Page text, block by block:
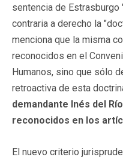
sentencia de Estrasburgo
contraria a derecho la
menciona que la misma
reconocidos en el
Humanos, sino que sólo
retroactiva de esta
demandante Inés del
reconocidos en los
El nuevo criterio